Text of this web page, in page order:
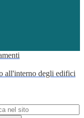
all'interno degli edifici